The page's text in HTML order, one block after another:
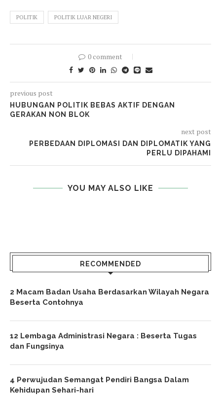
POLITIK POLITIK LUAR NEGERI
0 comment
previous post
HUBUNGAN POLITIK BEBAS AKTIF DENGAN
GERAKAN NON BLOK
next post
PERBEDAAN DIPLOMASI DAN DIPLOMATIK YANG
PERLU DIPAHAMI
YOU MAY ALSO LIKE
RECOMMENDED
2 Macam Badan Usaha Berdasarkan Wilayah Negara
Beserta Contohnya
12 Lembaga Administrasi Negara : Beserta Tugas
dan Fungsinya
4 Perwujudan Semangat Pendiri Bangsa Dalam
Kehidupan Sehari-hari